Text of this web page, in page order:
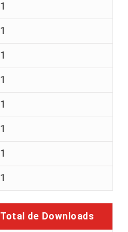
1
1
1
1
1
1
1
1
Total de Downloads